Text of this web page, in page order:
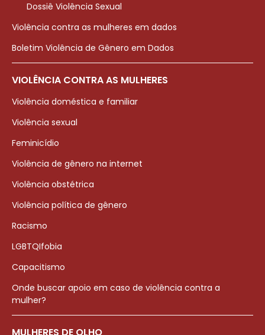
Dossiê Violência Sexual
Violência contra as mulheres em dados
Boletim Violência de Gênero em Dados
VIOLÊNCIA CONTRA AS MULHERES
Violência doméstica e familiar
Violência sexual
Feminicídio
Violência de gênero na internet
Violência obstétrica
Violência política de gênero
Racismo
LGBTQIfobia
Capacitismo
Onde buscar apoio em caso de violência contra a
mulher?